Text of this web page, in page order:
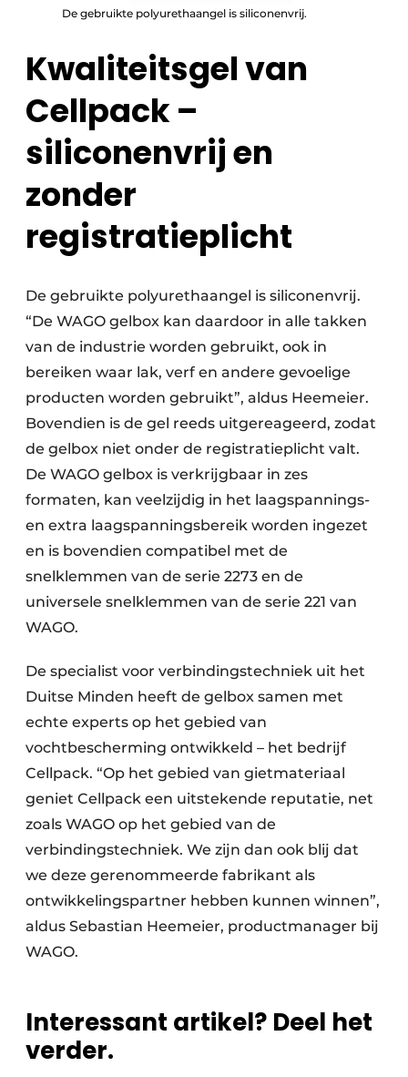
De gebruikte polyurethaangel is siliconenvrij.
Kwaliteitsgel van
Cellpack –
siliconenvrij en
zonder
registratieplicht
De gebruikte polyurethaangel is siliconenvrij.
“De WAGO gelbox kan daardoor in alle takken
van de industrie worden gebruikt, ook in
bereiken waar lak, verf en andere gevoelige
producten worden gebruikt”, aldus Heemeier.
Bovendien is de gel reeds uitgereageerd, zodat
de gelbox niet onder de registratieplicht valt.
De WAGO gelbox is verkrijgbaar in zes
formaten, kan veelzijdig in het laagspannings-
en extra laagspanningsbereik worden ingezet
en is bovendien compatibel met de
snelklemmen van de serie 2273 en de
universele snelklemmen van de serie 221 van
WAGO.
De specialist voor verbindingstechniek uit het
Duitse Minden heeft de gelbox samen met
echte experts op het gebied van
vochtbescherming ontwikkeld – het bedrijf
Cellpack. “Op het gebied van gietmateriaal
geniet Cellpack een uitstekende reputatie, net
zoals WAGO op het gebied van de
verbindingstechniek. We zijn dan ook blij dat
we deze gerenommeerde fabrikant als
ontwikkelingspartner hebben kunnen winnen”,
aldus Sebastian Heemeier, productmanager bij
WAGO.
Interessant artikel? Deel het
verder.